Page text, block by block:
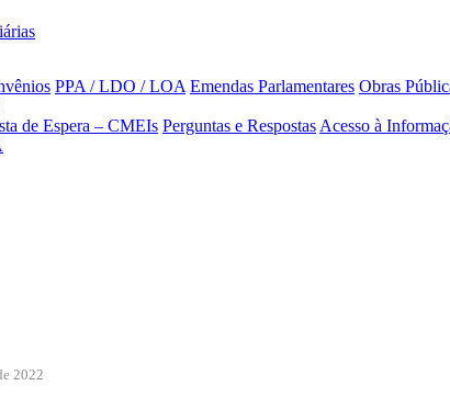
PPA / LDO / LOA Emendas Parlamentares Obras
de Espera – CMEIs Perguntas e Respostas Acesso à
2022